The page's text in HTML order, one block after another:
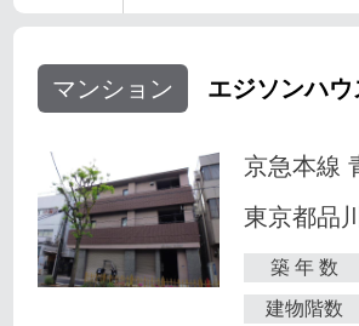
マンション エジソンハウ
京急本線
東京都品
築 年 数
建物階数